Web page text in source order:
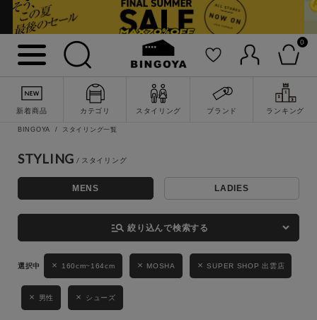
0
新着商品 カテゴリ スタイリング ブランド ランキング
詳細検索
キーワード
性別
MENS LADIES KIDS
BINGOYA スタイリング一覧
STYLING
MENS LADIES
manage_search 絞り込んで検索する
160cm~164cm MOSHA SUPER SHOP 出雲店
男性 シューズ